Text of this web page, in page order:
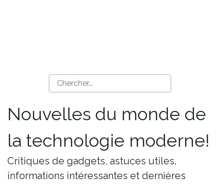
Nouvelles du monde de
la technologie moderne!
Critiques de gadgets, astuces utiles,
informations intéressantes et dernières